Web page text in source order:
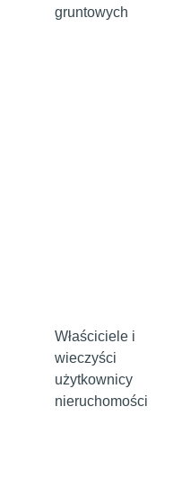
gruntowych
Właściciele i
wieczyści
użytkownicy
nieruchomości